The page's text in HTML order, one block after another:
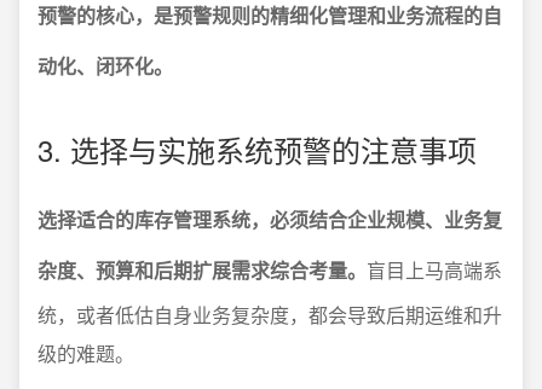
预警的核心，是预警规则的精细化管理和业务流程的自
动化、闭环化。
3. 选择与实施系统预警的注意事项
选择适合的库存管理系统，必须结合企业规模、业务复
杂度、预算和后期扩展需求综合考量。 盲目上马高端系
统，或者低估自身业务复杂度，都会导致后期运维和升
级的难题。